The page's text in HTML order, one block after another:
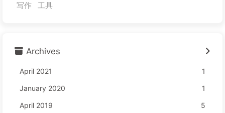
写作
工具
Archives
April 2021
1
January 2020
1
April 2019
5